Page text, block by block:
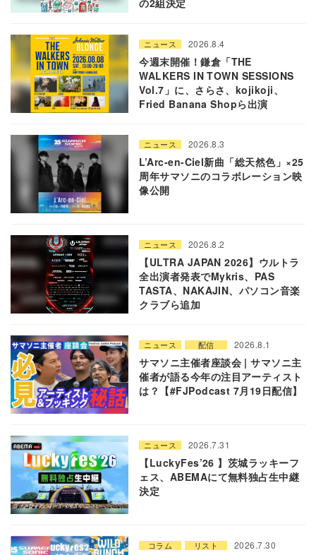
の2組決定
ニュース 2026.8.4
今週末開催！鎌倉「THE
WALKERS IN TOWN SESSIONS
Vol.7」に、さらさ、kojikoji、
Fried Banana Shopら出演
ニュース 2026.8.3
L’Arc-en-Ciel新曲「総天然色」×25
周年サマソニのコラボレーション映
像公開
ニュース 2026.8.2
【ULTRA JAPAN 2026】ウルトラ
全出演者発表でMykris、PAS
TASTA、NAKAJIN、パソコン音楽
クラブら追加
ニュース 配信 2026.8.1
サマソニ主催者座談会 | サマソニ主
催者が語る今年の注目アーティスト
は？【#FJPodcast 7月19日配信】
ニュース 2026.7.31
【LuckyFes’26 】茨城ラッキーフ
ェス、ABEMAにて無料独占生中継
決定
コラム リスト 2026.7.30